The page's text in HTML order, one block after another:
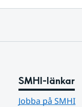
SMHI-länkar
Jobba på SMHI